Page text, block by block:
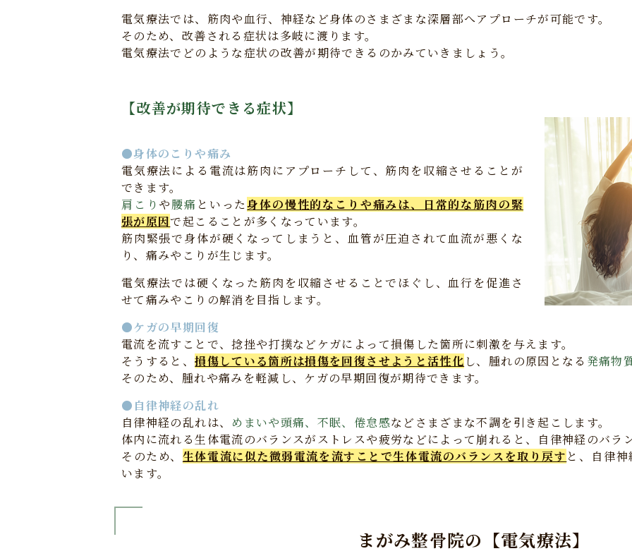
電気療法では、筋肉や血行、神経など身体のさまざまな深層部へアプローチが可能です。
そのため、改善される症状は多岐に渡ります。
電気療法でどのような症状の改善が期待できるのかみていきましょう。
【改善が期待できる症状】
●身体のこりや痛み
電気療法による電流は筋肉にアプローチして、筋肉を収縮させることが
できます。
肩こり や腰痛 といった身体の慢性的なこりや痛みは、日常的な筋肉の緊
張が原因で起こることが多くなっています。
筋肉緊張で身体が硬くなってしまうと、血管が圧迫されて血流が悪くな
り、痛みやこりが生じます。
電気療法では硬くなった筋肉を収縮させることでほぐし、血行を促進さ
せて痛みやこりの解消を目指します。
●ケガの早期回復
電流を流すことで、捻挫や打撲などケガによって損傷した箇所に刺激を与えます。
そうすると、損傷している箇所は損傷を回復させようと活性化 し、腫れの原因となる 発痛物
そのため、腫れや痛みを軽減し、ケガの早期回復が期待できます。
●自律神経の乱れ
自律神経の乱れは、 めまいや頭痛、不眠、倦怠感などさまざまな不調を引き起こします。
体内に流れる生体電流のバランスがストレスや疲労などによって崩れると、自律神経のバラ
そのため、 生体電流に似た微弱電流を流すことで生体電流のバランスを取り戻す と、自律
います。
まがみ整骨院の【電気療法】